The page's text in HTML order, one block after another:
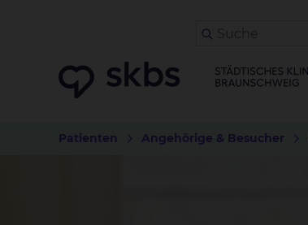
Patienten Angehörige & Besucher